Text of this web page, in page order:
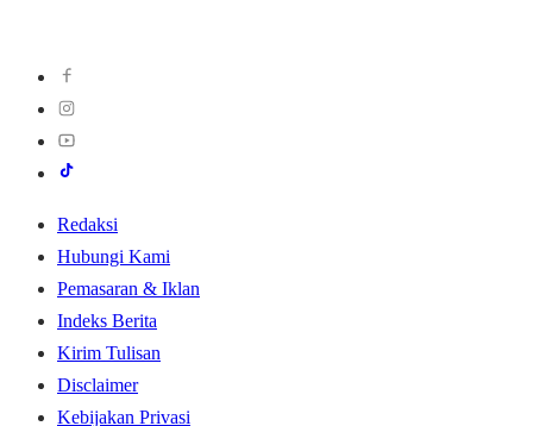
Redaksi
Hubungi Kami
Pemasaran & Iklan
Indeks Berita
Kirim Tulisan
Disclaimer
Kebijakan Privasi